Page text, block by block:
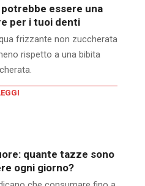
essere una
per i tuoi denti
frizzante non zuccherata
rispetto a una bibita
quante tazze sono
ogni giorno?